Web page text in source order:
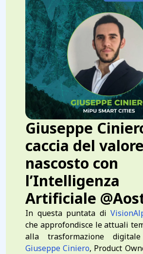
Giuseppe
caccia del valore
nascosto con
l’Intelligenza
Artificiale
In questa puntata di
che approfondisce le attuali
alla trasformazione
Giuseppe Ciniero, Product